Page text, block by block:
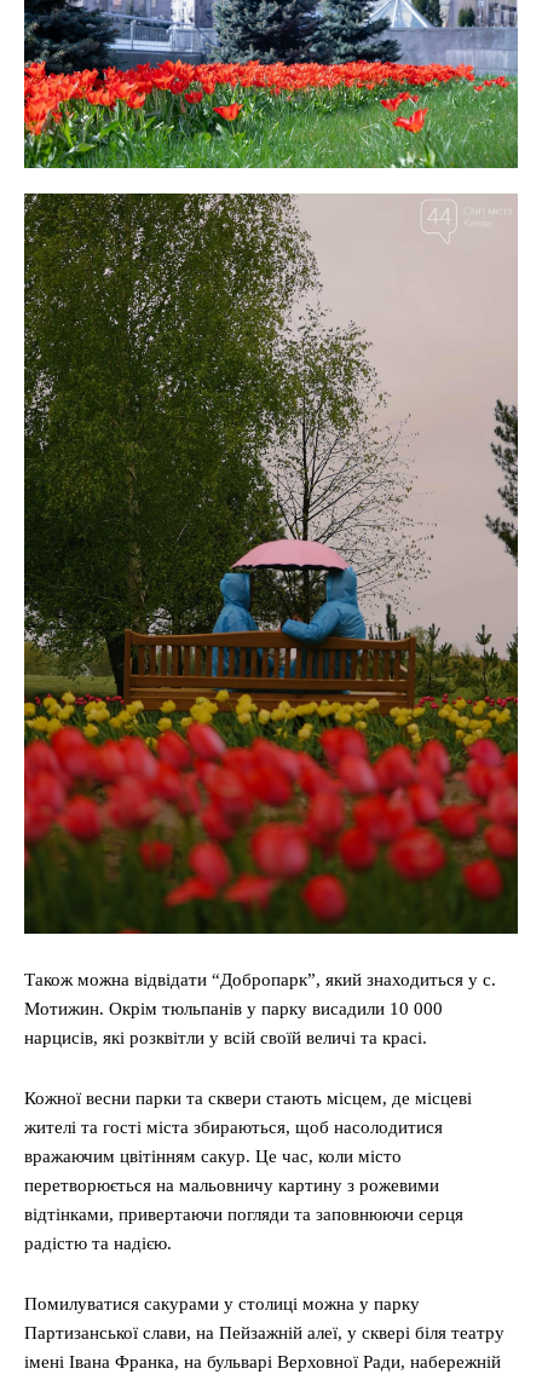
Також можна відвідати “Добропарк”, який знаходиться у с.
Мотижин. Окрім тюльпанів у парку висадили 10 000
нарцисів, які розквітли у всій своїй величі та красі.
Кожної весни парки та сквери стають місцем, де місцеві
жителі та гості міста збираються, щоб насолодитися
вражаючим цвітінням сакур. Це час, коли місто
перетворюється на мальовничу картину з рожевими
відтінками, привертаючи погляди та заповнюючи серця
радістю та надією.
Помилуватися сакурами у столиці можна у парку
Партизанської слави, на Пейзажній алеї, у сквері біля театру
імені Івана Франка, на бульварі Верховної Ради, набережній